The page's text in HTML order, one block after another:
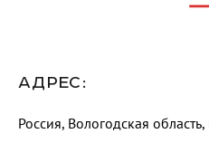
АДРЕС:
Россия, Вологодская